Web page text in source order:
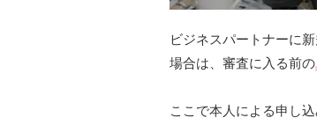
ビジネスパートナーに
場合は、審査に入る前の
ここで本人による申し